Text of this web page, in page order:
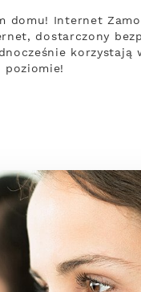
domu! Internet
dostarczony
korzystają
poziomie!